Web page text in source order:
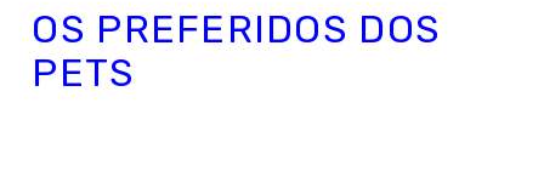
OS PREFERIDOS DOS
PETS